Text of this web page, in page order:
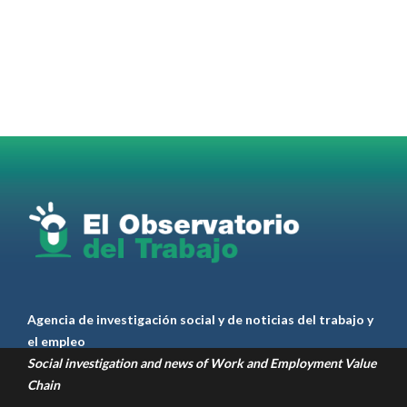
Ver anteriores
Agencia de investigación social y de noticias del trabajo y
el empleo
Social investigation and news of Work and Employment Value
Chain